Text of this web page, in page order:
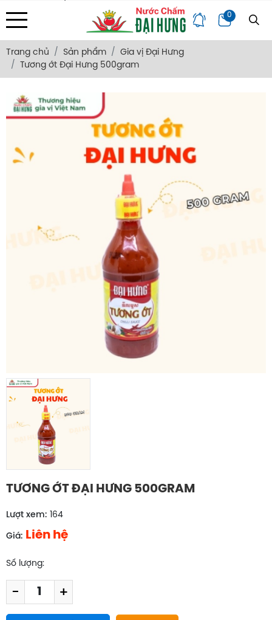
Địa chỉ: 133/34 Văn Thân, Phường Bình Tiên, Tp. HCM
Trang Chủ
Giới Thiệu Bảng Giá Góc Chia Sẻ
Hỏi Đáp
0
Trang chủ Sản phẩm
Gia vị Đại Hưng
Tương ớt Đại Hưng 500gram
TƯƠNG ỚT ĐẠI HƯNG 500GRAM
Lượt xem: 164
Giá: Liên hệ
Số lượng:
- +